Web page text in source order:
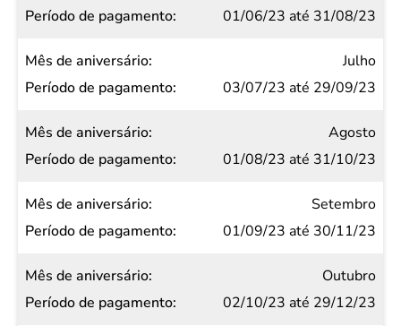
01/06/23 até 31/08/23
Julho
03/07/23 até 29/09/23
Agosto
01/08/23 até 31/10/23
Setembro
01/09/23 até 30/11/23
Outubro
02/10/23 até 29/12/23